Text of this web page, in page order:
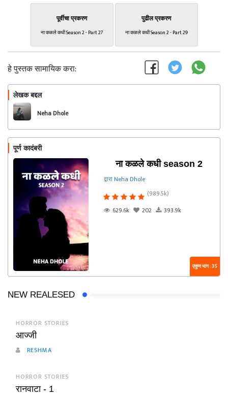
पूर्वीचा प्रकरण
ना कळले कधी Season 2 - Part 27
पुढील प्रकरण
ना कळले कधी Season 2 - Part 29
हे पुस्तक सामायिक करा:
लेखक बद्दल
Neha Dhole
पूर्ण कादंबरी
ना कळले कधी season 2
द्वारा Neha Dhole
(989.5k)
629.6k
202 393.9k
एकूण भाग : 35
NEW REALESED
HORROR STORIES
आज्जी
RESHMA
HORROR STORIES
रानवाटा - 1